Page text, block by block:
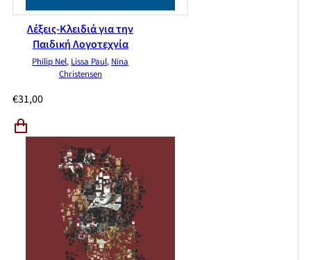
Λέξεις-Κλειδιά για την
Παιδική Λογοτεχνία
Philip Nel, Lissa Paul, Nina
Christensen
€31,00